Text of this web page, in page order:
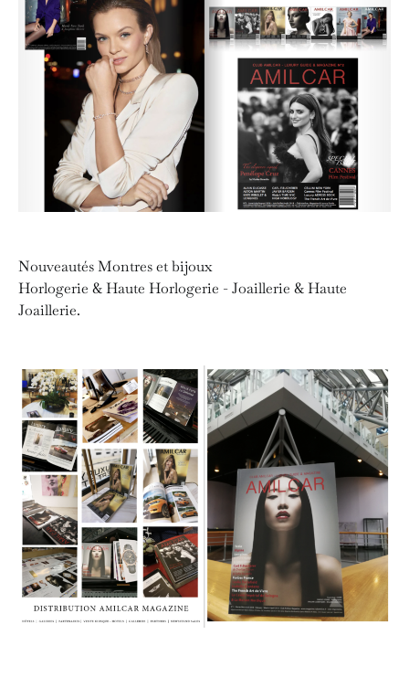
Nouveautés Montres et bijoux
Horlogerie & Haute Horlogerie - Joaillerie & Haute
Joaillerie.